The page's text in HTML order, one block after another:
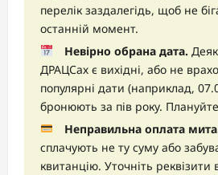
перелік заздалегідь, щоб не
останній момент.
Невірно обрана дата.
ДРАЦСах є вихідні, або не
популярні дати (наприклад,
бронюють за пів року.
Неправильна оплата
сплачують не ту суму або
квитанцію. Уточніть реквізити